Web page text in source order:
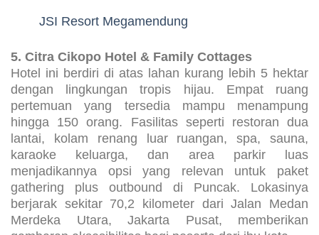
JSI Resort Megamendung
5. Citra Cikopo Hotel & Family Cottages
Hotel ini berdiri di atas lahan kurang lebih 5 hektar
dengan lingkungan tropis hijau. Empat ruang
pertemuan yang tersedia mampu menampung
hingga 150 orang. Fasilitas seperti restoran dua
lantai, kolam renang luar ruangan, spa, sauna,
karaoke keluarga, dan area parkir luas
menjadikannya opsi yang relevan untuk paket
gathering plus outbound di Puncak. Lokasinya
berjarak sekitar 70,2 kilometer dari Jalan Medan
Merdeka Utara, Jakarta Pusat, memberikan